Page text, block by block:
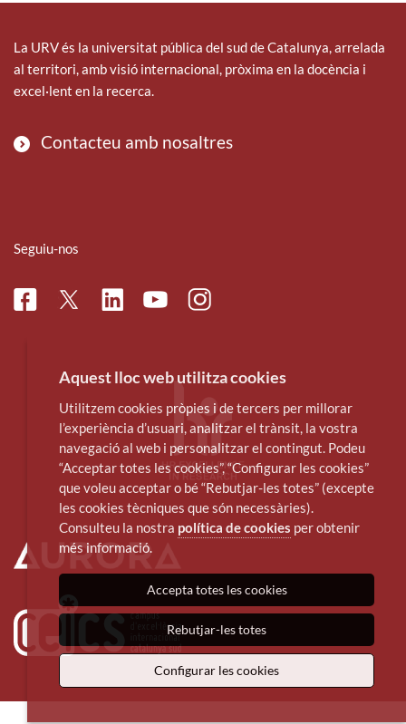
La URV és la universitat pública del sud de Catalunya, arrelada
al territori, amb visió internacional, pròxima en la docència i
excel·lent en la recerca.
Contacteu amb nosaltres
Seguiu-nos
FacebookTwitterLinkedinYoutubeInstagram
Aquest lloc web utilitza cookies
Utilitzem cookies pròpies i de tercers per millorar
l’experiència d’usuari, analitzar el trànsit, la vostra
navegació al web i personalitzar el contingut. Podeu
“Acceptar totes les cookies”, “Configurar les cookies”
que voleu acceptar o bé “Rebutjar-les totes” (excepte
les cookies tècniques que són necessàries).
Consulteu la nostra política de cookies per obtenir
més informació.
Accepta totes les cookies
Rebutjar-les totes
Configurar les cookies